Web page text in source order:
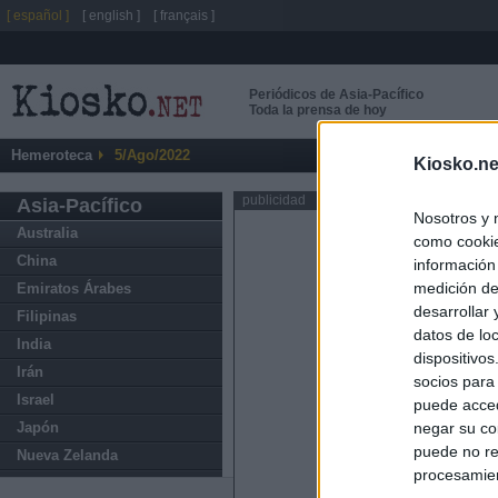
Nosotros y
como
medición
desarrollar
datos de
socios
puede
negar su
puede no
Periódicos de Asia-Pacífico
Toda la prensa de hoy
Hemeroteca 5/Ago/2022
Asia-Pacífico
Australia
China
Emiratos Árabes
Filipinas
India
Irán
Israel
Japón
Nueva Zelanda
publicidad
[ español ] [ english ] [ français ]